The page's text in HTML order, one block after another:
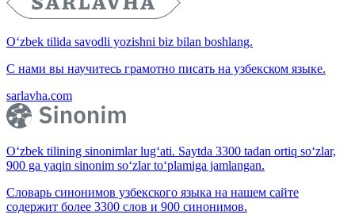
O‘zbek tilida savodli yozishni biz bilan boshlang.
С нами вы научитесь грамотно писать на узбекском языке.
sarlavha.com
O‘zbek tilining sinonimlar lug‘ati. Saytda 3300 tadan ortiq so‘zlar,
900 ga yaqin sinonim so‘zlar to‘plamiga jamlangan.
Словарь синонимов узбекского языка на нашем сайте
содержит более 3300 слов и 900 синонимов.